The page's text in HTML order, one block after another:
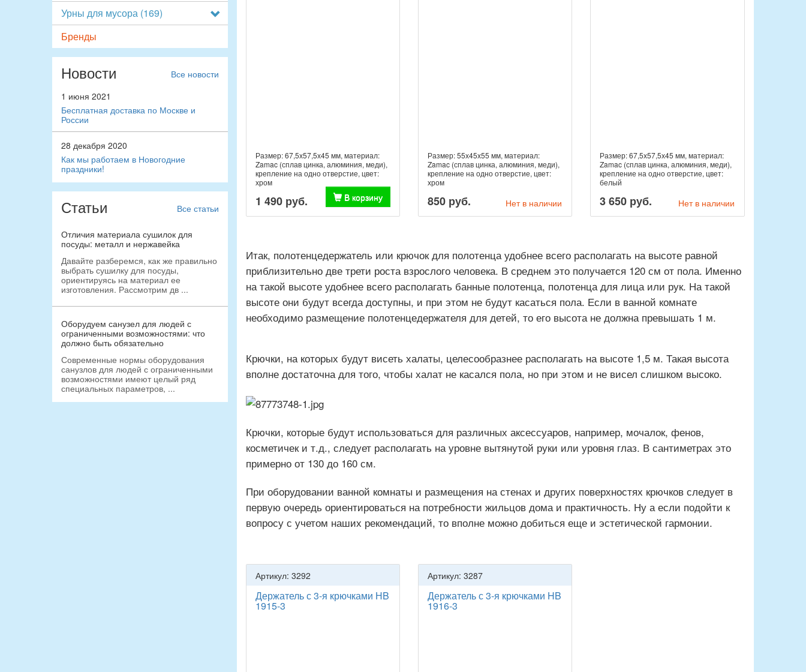
Урны для мусора (169)
Бренды
Новости
Все новости
1 июня 2021
Бесплатная доставка по Москве и
России
28 декабря 2020
Как мы работаем в Новогодние
праздники!
Статьи Все статьи
Отличия материала сушилок для
посуды: металл и нержавейка
Давайте разберемся, как же правильно
выбрать сушилку для посуды,
ориентируясь на материал ее
изготовления. Рассмотрим дв ...
Оборудуем санузел для людей с
ограниченными возможностями: что
должно быть обязательно
Современные нормы оборудования
санузлов для людей с ограниченными
возможностями имеют целый ряд
специальных параметров, ...
Размер: 67,5х57,5х45 мм, материал:
Zamac (сплав цинка, алюминия, меди),
крепление на одно отверстие, цвет:
хром
1 490 руб. В корзину
Размер: 55х45х55 мм, материал:
Zamac (сплав цинка, алюминия, меди),
крепление на одно отверстие, цвет:
хром
850 руб. Нет в наличии
Размер: 67,5х57,5х45 мм, материал:
Zamac (сплав цинка, алюминия, меди),
крепление на одно отверстие, цвет:
белый
3 650 руб. Нет в наличии
Итак, полотенцедержатель или крючок для полотенца удобнее всего располагать на высоте равной
приблизительно две трети роста взрослого человека. В среднем это получается 120 см от пола. Именно
на такой высоте удобнее всего располагать банные полотенца, полотенца для лица или рук. На такой
высоте они будут всегда доступны, и при этом не будут касаться пола. Если в ванной комнате
необходимо размещение полотенцедержателя для детей, то его высота не должна превышать 1 м.
Крючки, на которых будут висеть халаты, целесообразнее располагать на высоте 1,5 м. Такая высота
вполне достаточна для того, чтобы халат не касался пола, но при этом и не висел слишком высоко.
Крючки, которые будут использоваться для различных аксессуаров, например, мочалок, фенов,
косметичек и т.д., следует располагать на уровне вытянутой руки или уровня глаз. В сантиметрах это
примерно от 130 до 160 см.
При оборудовании ванной комнаты и размещения на стенах и других поверхностях крючков следует в
первую очередь ориентироваться на потребности жильцов дома и практичность. Ну а если подойти к
вопросу с учетом наших рекомендаций, то вполне можно добиться еще и эстетической гармонии.
Артикул: 3292
Держатель с 3-я крючками НB
1915-3
Артикул: 3287
Держатель с 3-я крючками HB
1916-3